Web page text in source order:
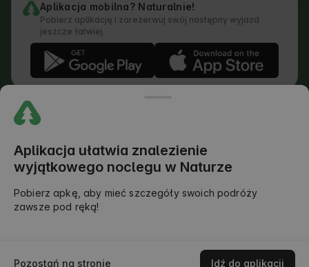
Aplikacja mobilna? Naturalnie!
Pobierz aplikację i zarezerwuj swój następny wyjazd
jeszcze łatwiej.
© 2026 AlohaCamp. All rights reserved.
Polityka Dodawania Opinii
Prawny Podział Obowiązków
Sprawdź dostępność
Aplikacja ułatwia znalezienie
wyjątkowego noclegu w Naturze
Pobierz apkę, aby mieć szczegóły swoich podróży
zawsze pod ręką!
Pozostań na stronie Idź do aplikacji